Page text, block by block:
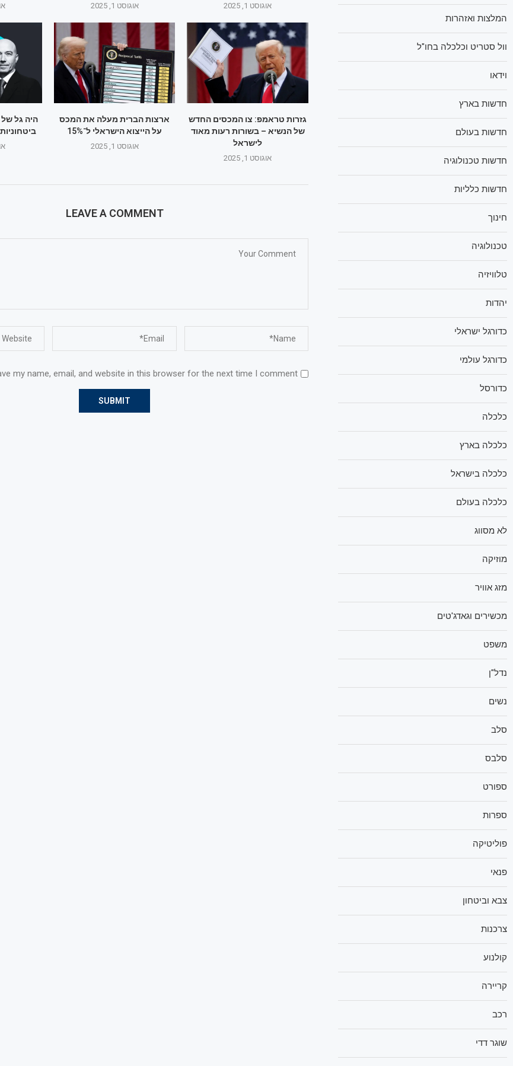
אוגוסט 1, 2025 אוגוסט 1, 2025
היה גל
ארצות הברית מעלה את המכס
על הייצוא הישראלי ל־15%
אוגוסט 1, 2025
גזרות טראמפ: צו המכסים החדש
של הנשיא – בשורות רעות מאוד
לישראל
אוגוסט 1, 2025
LEAVE A COMMENT
my name, email, and website in this browser for the next time I comment.
המלצות ואזהרות
וול סטריט וכלכלה בחו"ל
וידאו
חדשות בארץ
חדשות בעולם
חדשות טכנולוגיה
חדשות כלליות
חינוך
טכנולוגיה
טלוויזיה
יהדות
כדורגל ישראלי
כדורגל עולמי
כדורסל
כלכלה
כלכלה בארץ
כלכלה בישראל
כלכלה בעולם
לא מסווג
מוזיקה
מזג אוויר
מכשירים וגאדג'טים
משפט
נדל"ן
נשים
סלב
סלבס
ספורט
ספרות
פוליטיקה
פנאי
צבא וביטחון
צרכנות
קולנוע
קריירה
רכב
שוגר דדי